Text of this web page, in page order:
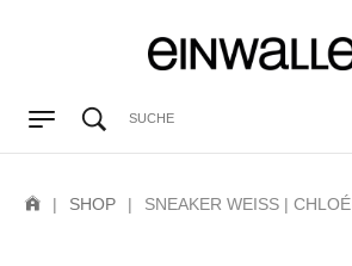
| SHOP | SNEAKER WEISS | CHLOÉ